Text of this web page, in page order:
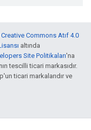
Creative Commons Atıf 4.0
altında
Site Politikaları'na
tescilli ticari markasıdır.
ticari markalarıdır ve